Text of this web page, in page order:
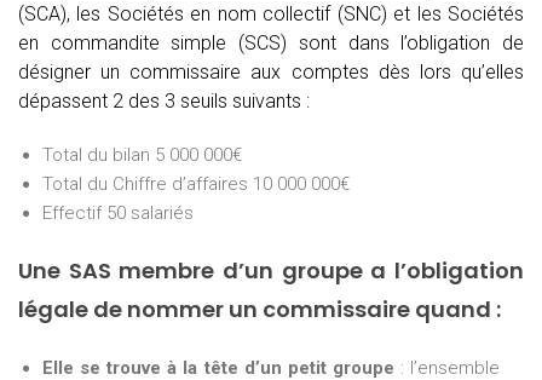
(SCA), les Sociétés en nom collectif (SNC) et les Sociétés
en commandite simple (SCS) sont dans l’obligation de
désigner un commissaire aux comptes dès lors qu’elles
dépassent 2 des 3 seuils suivants :
Total du bilan 5 000 000€
Total du Chiffre d’affaires 10 000 000€
Effectif 50 salariés
Une SAS membre d’un groupe a l’obligation
légale de nommer un commissaire quand :
Elle se trouve à la tête d’un petit groupe : l’ensemble